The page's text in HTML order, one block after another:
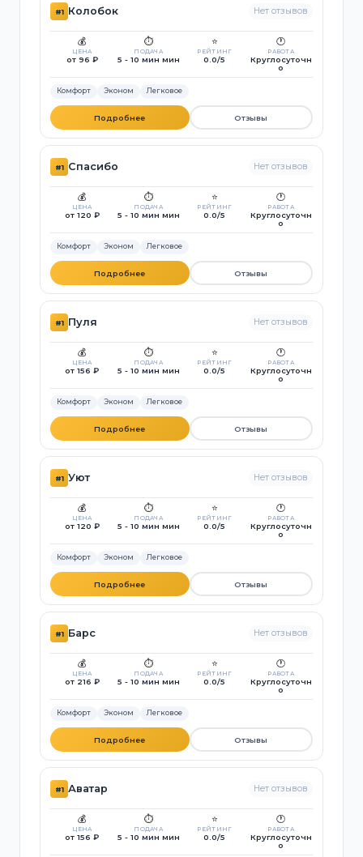
#1 Колобок Нет отзывов
💰
ЦЕНА
от 96 ₽
⏱️
ПОДАЧА
5 - 10 мин мин
⭐
РЕЙТИНГ
0.0/5
🕐
РАБОТА
Круглосуточн
о
Комфорт Эконом Легковое
Подробнее Отзывы
#1 Спасибо Нет отзывов
💰
ЦЕНА
от 120 ₽
⏱️
ПОДАЧА
5 - 10 мин мин
⭐
РЕЙТИНГ
0.0/5
🕐
РАБОТА
Круглосуточн
о
Комфорт Эконом Легковое
Подробнее Отзывы
#1 Пуля Нет отзывов
💰
ЦЕНА
от 156 ₽
⏱️
ПОДАЧА
5 - 10 мин мин
⭐
РЕЙТИНГ
0.0/5
🕐
РАБОТА
Круглосуточн
о
Комфорт Эконом Легковое
Подробнее Отзывы
#1 Уют Нет отзывов
💰
ЦЕНА
от 120 ₽
⏱️
ПОДАЧА
5 - 10 мин мин
⭐
РЕЙТИНГ
0.0/5
🕐
РАБОТА
Круглосуточн
о
Комфорт Эконом Легковое
Подробнее Отзывы
#1 Барс Нет отзывов
💰
ЦЕНА
от 216 ₽
⏱️
ПОДАЧА
5 - 10 мин мин
⭐
РЕЙТИНГ
0.0/5
🕐
РАБОТА
Круглосуточн
о
Комфорт Эконом Легковое
Подробнее Отзывы
#1 Аватар Нет отзывов
💰
ЦЕНА
от 156 ₽
⏱️
ПОДАЧА
5 - 10 мин мин
⭐
РЕЙТИНГ
0.0/5
🕐
РАБОТА
Круглосуточн
о